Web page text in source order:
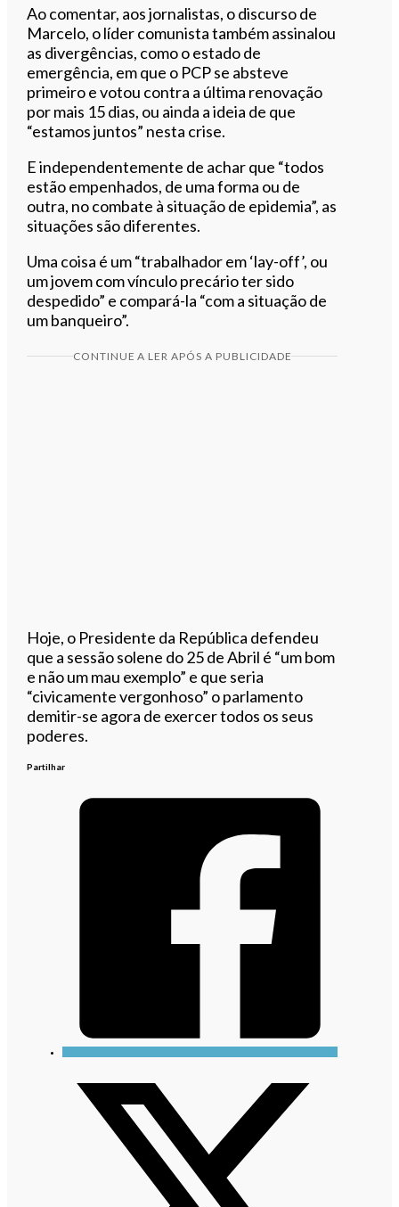
Ao comentar, aos jornalistas, o discurso de
Marcelo, o líder comunista também assinalou
as divergências, como o estado de
emergência, em que o PCP se absteve
primeiro e votou contra a última renovação
por mais 15 dias, ou ainda a ideia de que
“estamos juntos” nesta crise.
E independentemente de achar que “todos
estão empenhados, de uma forma ou de
outra, no combate à situação de epidemia”, as
situações são diferentes.
Uma coisa é um “trabalhador em ‘lay-off’, ou
um jovem com vínculo precário ter sido
despedido” e compará-la “com a situação de
um banqueiro”.
CONTINUE A LER APÓS A PUBLICIDADE
Hoje, o Presidente da República defendeu
que a sessão solene do 25 de Abril é “um bom
e não um mau exemplo” e que seria
“civicamente vergonhoso” o parlamento
demitir-se agora de exercer todos os seus
poderes.
Partilhar